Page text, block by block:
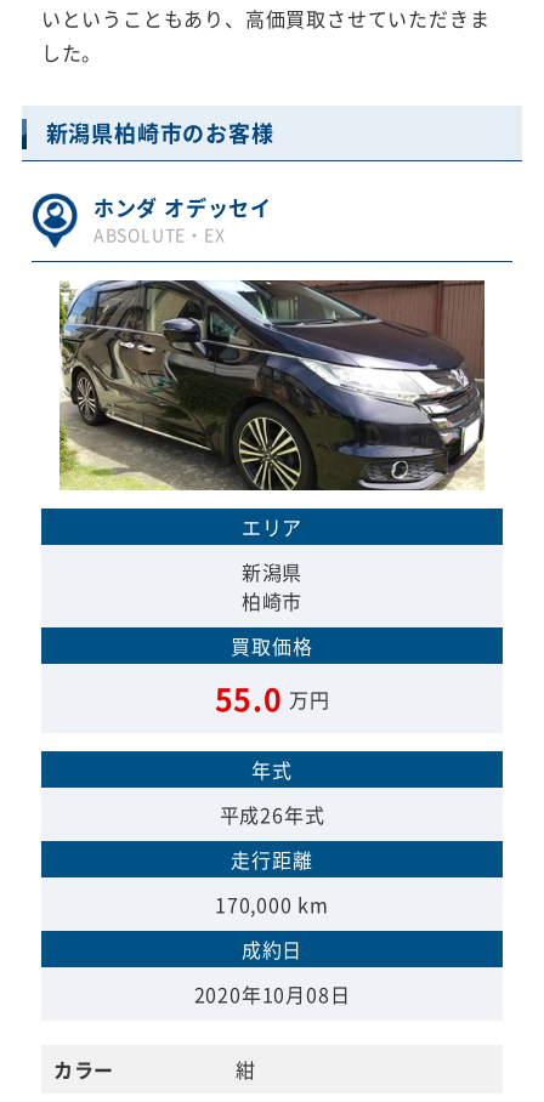
いということもあり、高価買取させていただきま
した。
新潟県柏崎市のお客様
ホンダ オデッセイ
ABSOLUTE・EX
エリア
新潟県
柏崎市
買取価格
55.0 万円
年式
平成26年式
走行距離
170,000 km
成約日
2020年10月08日
カラー
紺